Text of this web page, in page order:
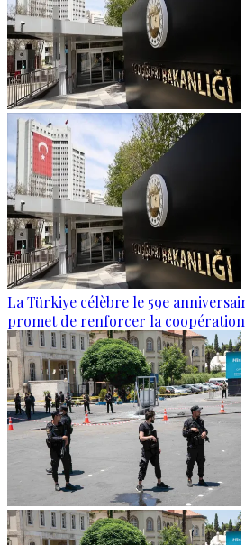
La Türkiye célèbre le 59e
promet de renforcer la